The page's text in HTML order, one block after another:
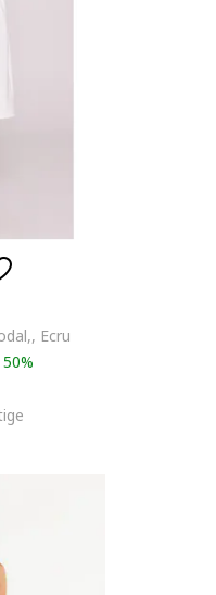
Ecru
50%